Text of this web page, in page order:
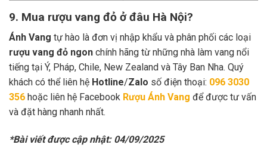
9. Mua rượu vang đỏ ở đâu Hà Nội?
Ánh Vang tự hào là đơn vị nhập khẩu và phân phối các loại
rượu vang đỏ ngon chính hãng từ những nhà làm vang nổi
tiếng tại Ý, Pháp, Chile, New Zealand và Tây Ban Nha. Quý
khách có thể liên hệ Hotline/Zalo số điện thoại: 096 3030
356 hoặc liên hệ Facebook Rượu Ánh Vang để được tư vấn
và đặt hàng nhanh nhất.
*Bài viết được cập nhật: 04/09/2025